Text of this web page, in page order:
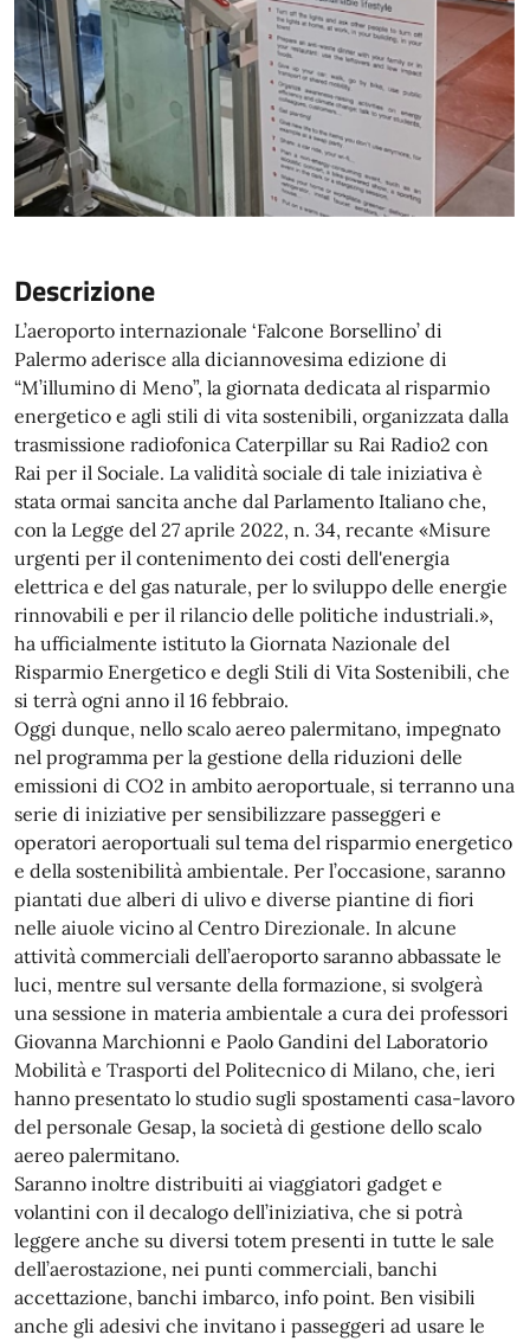
Descrizione
L’aeroporto internazionale ‘Falcone Borsellino’ di
Palermo aderisce alla diciannovesima edizione di
“M’illumino di Meno”, la giornata dedicata al risparmio
energetico e agli stili di vita sostenibili, organizzata dalla
trasmissione radiofonica Caterpillar su Rai Radio2 con
Rai per il Sociale. La validità sociale di tale iniziativa è
stata ormai sancita anche dal Parlamento Italiano che,
con la Legge del 27 aprile 2022, n. 34, recante «Misure
urgenti per il contenimento dei costi dell'energia
elettrica e del gas naturale, per lo sviluppo delle energie
rinnovabili e per il rilancio delle politiche industriali.»,
ha ufficialmente istituto la Giornata Nazionale del
Risparmio Energetico e degli Stili di Vita Sostenibili, che
si terrà ogni anno il 16 febbraio.
Oggi dunque, nello scalo aereo palermitano, impegnato
nel programma per la gestione della riduzioni delle
emissioni di CO2 in ambito aeroportuale, si terranno una
serie di iniziative per sensibilizzare passeggeri e
operatori aeroportuali sul tema del risparmio energetico
e della sostenibilità ambientale. Per l’occasione, saranno
piantati due alberi di ulivo e diverse piantine di fiori
nelle aiuole vicino al Centro Direzionale. In alcune
attività commerciali dell’aeroporto saranno abbassate le
luci, mentre sul versante della formazione, si svolgerà
una sessione in materia ambientale a cura dei professori
Giovanna Marchionni e Paolo Gandini del Laboratorio
Mobilità e Trasporti del Politecnico di Milano, che, ieri
hanno presentato lo studio sugli spostamenti casa-lavoro
del personale Gesap, la società di gestione dello scalo
aereo palermitano.
Saranno inoltre distribuiti ai viaggiatori gadget e
volantini con il decalogo dell’iniziativa, che si potrà
leggere anche su diversi totem presenti in tutte le sale
dell’aerostazione, nei punti commerciali, banchi
accettazione, banchi imbarco, info point. Ben visibili
anche gli adesivi che invitano i passeggeri ad usare le